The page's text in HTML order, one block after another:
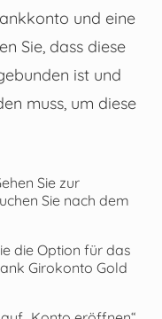
und eine
Sie, dass diese
ist und
muss, um diese
Sie zur
Sie nach dem
die Option für das
Girokonto Gold